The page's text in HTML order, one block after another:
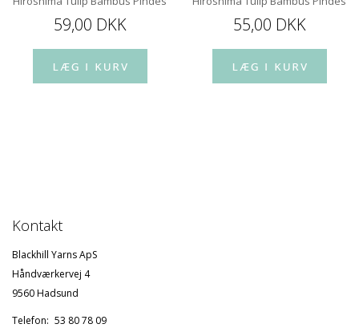
59,00 DKK 55,00 DKK
Kontakt
Blackhill Yarns ApS
Håndværkervej 4
9560 Hadsund
Telefon: 53 80 78 09